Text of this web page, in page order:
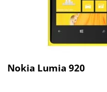
Nokia Lumia 920